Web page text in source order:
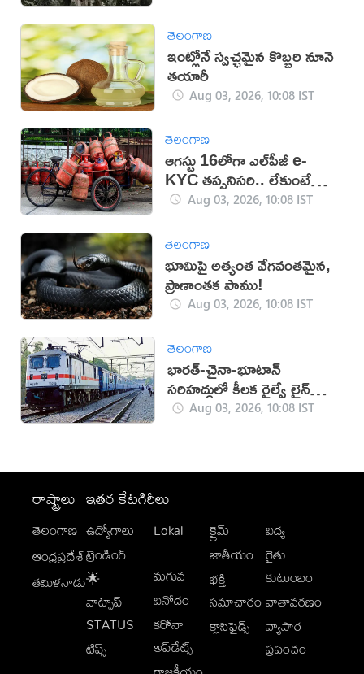
తెలంగాణ
ఇంట్లోనే స్వచ్ఛమైన కొబ్బరి నూనె
తయారీ
Aug 03, 2026, 10:08 IST
తెలంగాణ
ఆగస్టు 16లోగా ఎల్‌పీజీ e-
KYC తప్పనిసరి.. లేకుంటే
సబ్సిడీ బంద్!
Aug 03, 2026, 10:08 IST
తెలంగాణ
భూమిపై అత్యంత వేగవంతమైన,
ప్రాణాంతక పాము!
Aug 03, 2026, 10:08 IST
తెలంగాణ
భారత్-చైనా-భూటాన్
సరిహద్దులో కీలక రైల్వే లైన్
నిర్మాణం
Aug 03, 2026, 10:08 IST
రాష్ట్రాలు
తెలంగాణ
ఆంధ్రప్రదేశ్
తమిళనాడు
ఇతర కేటగిరీలు
ఉద్యోగాలు
ట్రెండింగ్
🌟
వాట్సాప్
STATUS
టిప్స్
Lokal
-
మగువ
వినోదం
కరోనా
అప్‌డేట్స్
క్రైమ్
జాతీయం
భక్తి
సమాచారం
క్లాసిఫైడ్స్
విద్య
రైతు
కుటుంబం
వాతావరణం
వ్యాపార
ప్రపంచం